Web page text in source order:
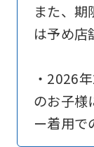
また、期
は予め店
・2026
のお子様
ー着用で